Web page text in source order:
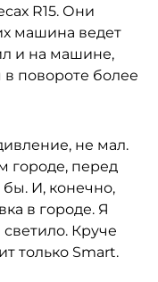
R15. Они
машина ведет
и на машине,
в повороте более
не мал.
городе, перед
И, конечно,
в городе. Я
Круче
только Smart.